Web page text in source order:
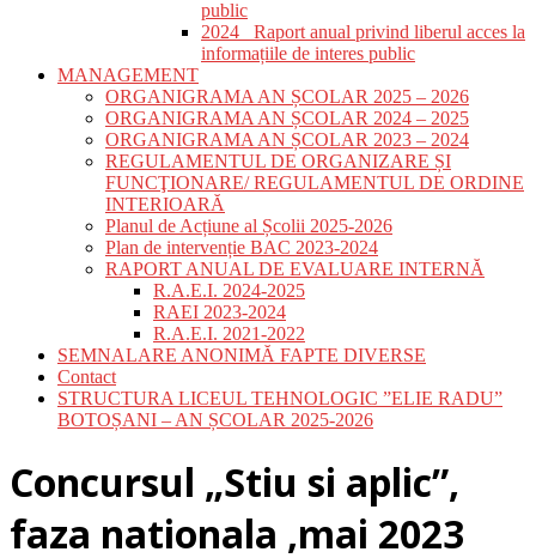
public
2024_ Raport anual privind liberul acces la
informațiile de interes public
MANAGEMENT
ORGANIGRAMA AN ȘCOLAR 2025 – 2026
ORGANIGRAMA AN ȘCOLAR 2024 – 2025
ORGANIGRAMA AN ȘCOLAR 2023 – 2024
REGULAMENTUL DE ORGANIZARE ȘI
FUNCŢIONARE/ REGULAMENTUL DE ORDINE
INTERIOARĂ
Planul de Acțiune al Școlii 2025-2026
Plan de intervenție BAC 2023-2024
RAPORT ANUAL DE EVALUARE INTERNĂ
R.A.E.I. 2024-2025
RAEI 2023-2024
R.A.E.I. 2021-2022
SEMNALARE ANONIMĂ FAPTE DIVERSE
Contact
STRUCTURA LICEUL TEHNOLOGIC ”ELIE RADU”
BOTOȘANI – AN ȘCOLAR 2025-2026
Concursul „Stiu si aplic”,
faza nationala ,mai 2023